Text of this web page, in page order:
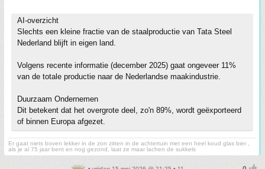
AI-overzicht
Slechts een kleine fractie van de staalproductie van Tata Steel
Nederland blijft in eigen land.
Volgens recente informatie (december 2025) gaat ongeveer 11%
van de totale productie naar de Nederlandse maakindustrie.
Duurzaam Ondernemen
Dit betekent dat het overgrote deel, zo'n 89%, wordt geëxporteerd
of binnen Europa afgezet.
Er gaat niets boven lekker in de zon zitten in de achtertuin met een heel koud glas bier ,
als je al 75 jaar bent en nog gezond, laat ze maar lachen de sukkels